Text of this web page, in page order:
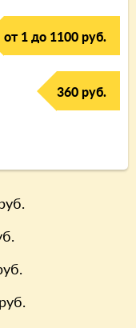
от 1 до 1100 руб.
360 руб.